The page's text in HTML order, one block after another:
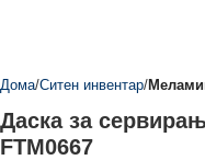
Дома Ситен инвентар
Даска за
FTM0667